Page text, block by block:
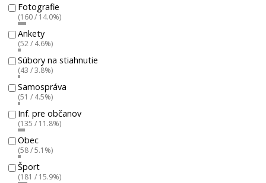
Fotografie
(160 / 14.0%)
Ankety
(52 / 4.6%)
Súbory na stiahnutie
(43 / 3.8%)
Samospráva
(51 / 4.5%)
Inf. pre občanov
(135 / 11.8%)
Obec
(58 / 5.1%)
Šport
(181 / 15.9%)